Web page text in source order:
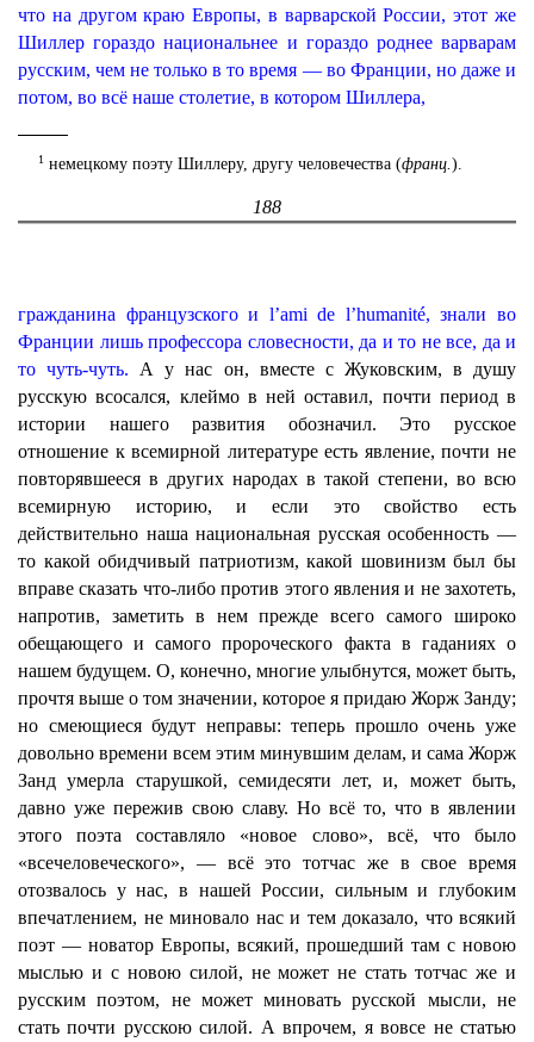
что на другом краю Европы, в варварской России, этот же
Шиллер гораздо национальнее и гораздо роднее варварам
русским, чем не только в то время — во Франции, но даже и
потом, во всё наше столетие, в котором Шиллера,
1немецкому поэту Шиллеру, другу человечества (франц. ).
188
гражданина французского и l’ami de l’humanité, знали во
Франции лишь профессора словесности, да и то не все, да и
то чуть-чуть. А у нас он, вместе с Жуковским, в душу
русскую всосался, клеймо в ней оставил, почти период в
истории нашего развития обозначил. Это русское
отношение к всемирной литературе есть явление, почти не
повторявшееся в других народах в такой степени, во всю
всемирную историю, и если это свойство есть
действительно наша национальная русская особенность —
то какой обидчивый патриотизм, какой шовинизм был бы
вправе сказать что-либо против этого явления и не захотеть,
напротив, заметить в нем прежде всего самого широко
обещающего и самого пророческого факта в гаданиях о
нашем будущем. О, конечно, многие улыбнутся, может быть,
прочтя выше о том значении, которое я придаю Жорж Занду;
но смеющиеся будут неправы: теперь прошло очень уже
довольно времени всем этим минувшим делам, и сама Жорж
Занд умерла старушкой, семидесяти лет, и, может быть,
давно уже пережив свою славу. Но всё то, что в явлении
этого поэта составляло «новое слово», всё, что было
«всечеловеческого», — всё это тотчас же в свое время
отозвалось у нас, в нашей России, сильным и глубоким
впечатлением, не миновало нас и тем доказало, что всякий
поэт — новатор Европы, всякий, прошедший там с новою
мыслью и с новою силой, не может не стать тотчас же и
русским поэтом, не может миновать русской мысли, не
стать почти русскою силой. А впрочем, я вовсе не статью